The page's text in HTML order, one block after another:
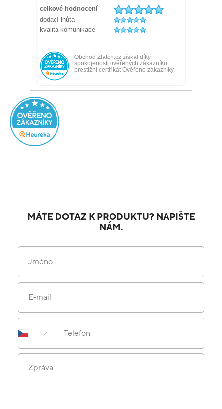
MÁTE DOTAZ K PRODUKTU? NAPIŠTE
NÁM.
Jméno
E-mail
Telefon
Zpráva